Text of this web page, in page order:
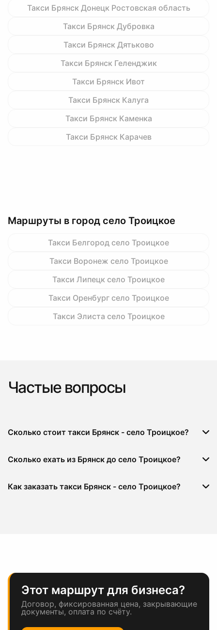
Такси Брянск Донецк Ростовская область
Такси Брянск Дубровка
Такси Брянск Дятьково
Такси Брянск Геленджик
Такси Брянск Ивот
Такси Брянск Калуга
Такси Брянск Каменка
Такси Брянск Карачев
Маршруты в город село Троицкое
Такси Белгород село Троицкое
Такси Воронеж село Троицкое
Такси Липецк село Троицкое
Такси Оренбург село Троицкое
Такси Элиста село Троицкое
Частые вопросы
Сколько стоит такси Брянск - село Троицкое?
Сколько ехать из Брянск до село Троицкое?
Как заказать такси Брянск - село Троицкое?
Этот маршрут для бизнеса?
Договор, фиксированная цена, закрывающие
документы, оплата по счёту.